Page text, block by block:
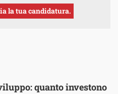
la tua candidatura.
quanto investono